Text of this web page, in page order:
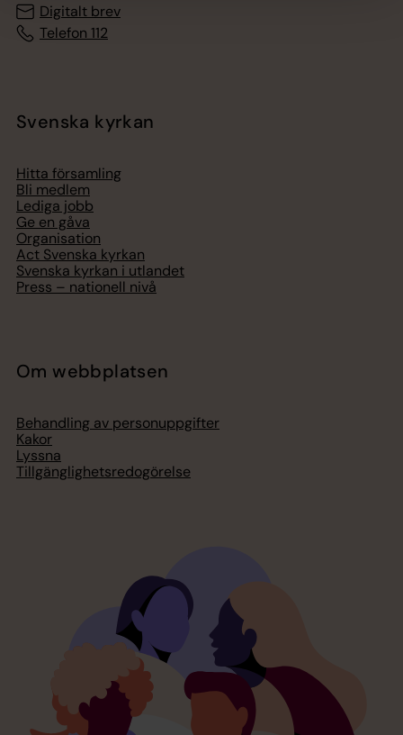
Digitalt brev
Telefon 112
Svenska kyrkan
Hitta församling
Bli medlem
Lediga jobb
Ge en gåva
Organisation
Act Svenska kyrkan
Svenska kyrkan i utlandet
Press – nationell nivå
Om webbplatsen
Behandling av personuppgifter
Kakor
Lyssna
Tillgänglighetsredogörelse